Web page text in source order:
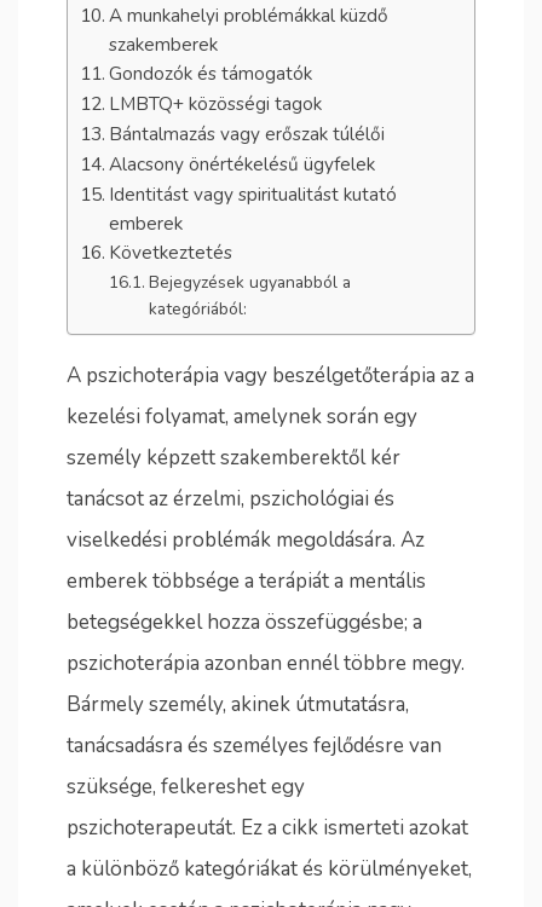
A munkahelyi problémákkal küzdő
szakemberek
Gondozók és támogatók
LMBTQ+ közösségi tagok
Bántalmazás vagy erőszak túlélői
Alacsony önértékelésű ügyfelek
Identitást vagy spiritualitást kutató
emberek
Következtetés
Bejegyzések ugyanabból a
kategóriából:
A pszichoterápia vagy beszélgetőterápia az a
kezelési folyamat, amelynek során egy
személy képzett szakemberektől kér
tanácsot az érzelmi, pszichológiai és
viselkedési problémák megoldására. Az
emberek többsége a terápiát a mentális
betegségekkel hozza összefüggésbe; a
pszichoterápia azonban ennél többre megy.
Bármely személy, akinek útmutatásra,
tanácsadásra és személyes fejlődésre van
szüksége, felkereshet egy
pszichoterapeutát. Ez a cikk ismerteti azokat
a különböző kategóriákat és körülményeket,